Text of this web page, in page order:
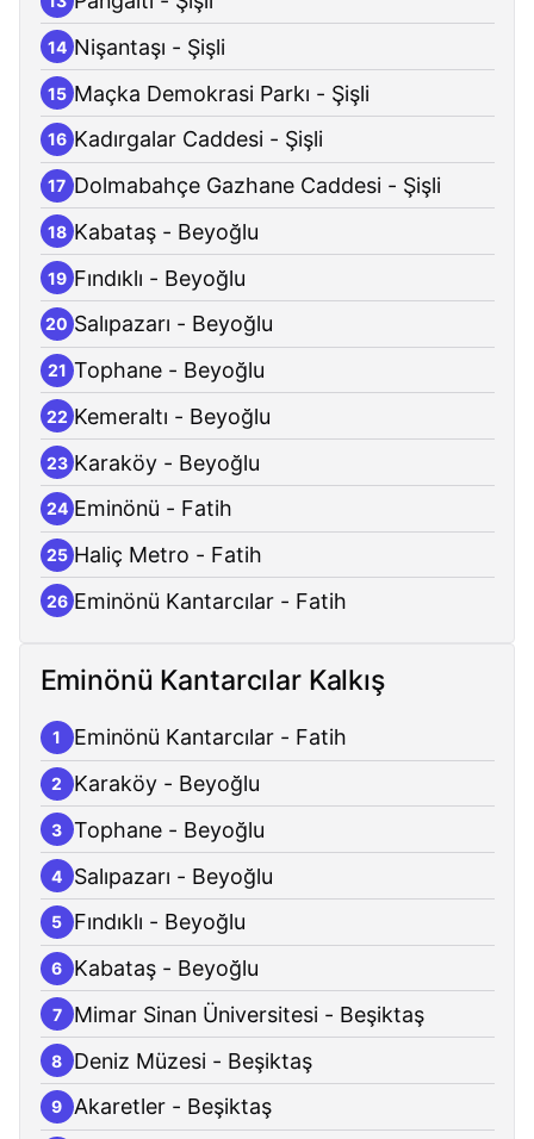
14 Nişantaşı - Şişli
15 Maçka Demokrasi Parkı - Şişli
16 Kadırgalar Caddesi - Şişli
17 Dolmabahçe Gazhane Caddesi - Şişli
18 Kabataş - Beyoğlu
19 Fındıklı - Beyoğlu
20 Salıpazarı - Beyoğlu
21 Tophane - Beyoğlu
22 Kemeraltı - Beyoğlu
23 Karaköy - Beyoğlu
24 Eminönü - Fatih
25 Haliç Metro - Fatih
26 Eminönü Kantarcılar - Fatih
Eminönü Kantarcılar Kalkış
1 Eminönü Kantarcılar - Fatih
2 Karaköy - Beyoğlu
3 Tophane - Beyoğlu
4 Salıpazarı - Beyoğlu
5 Fındıklı - Beyoğlu
6 Kabataş - Beyoğlu
7 Mimar Sinan Üniversitesi - Beşiktaş
8 Deniz Müzesi - Beşiktaş
9 Akaretler - Beşiktaş